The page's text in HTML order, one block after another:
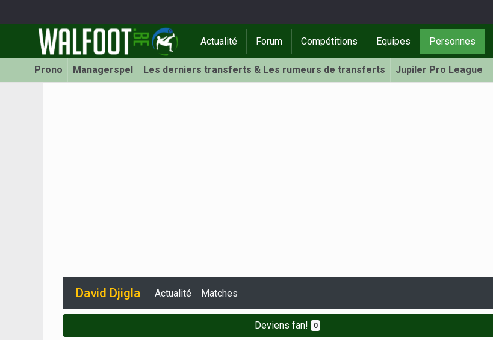
Actualité Forum Compétitions Equipes Personnes
Prono Managerspel Les derniers transferts & Les rumeurs de transferts Jupiler Pro League
David Djigla Actualité Matches
Deviens fan! 0